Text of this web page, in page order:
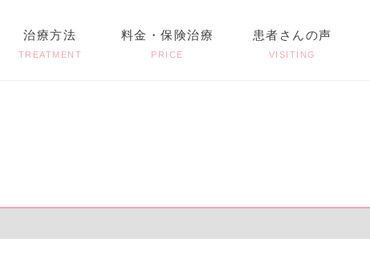
治療方法
TREATMENT
料金・保険治療
PRICE
患者さんの声
VISITING